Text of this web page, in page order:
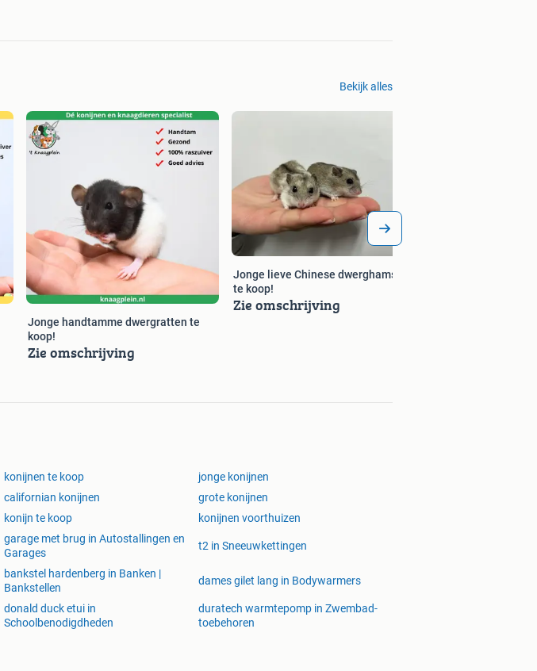
Bekijk alles
Jonge handtamme dwergratten te
koop!
Zie omschrijving
Jonge lieve Chinese dwerghamsters
te koop!
Zie omschrijving
konijnen te koop
jonge konijnen
californian konijnen
grote konijnen
konijn te koop konijnen voorthuizen
garage met brug in Autostallingen en
Garages
t2 in Sneeuwkettingen
bankstel hardenberg in Banken |
Bankstellen
dames gilet lang in Bodywarmers
donald duck etui in
Schoolbenodigdheden
duratech warmtepomp in Zwembad-
toebehoren